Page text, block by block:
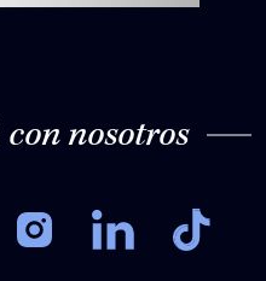
con nosotros